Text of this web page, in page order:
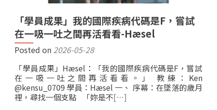
「學員成果」我的國際疾病代碼是F，嘗試
在一吸一吐之間再活看看-Hæsel
Posted on 2026-05-28
「學員成果」Hæsel：「我的國際疾病代碼是F，嘗試
在一吸一吐之間再活看看。」 教練：Ken
@kensu_0709 學員：Hæsel 一、 序幕：在墜落的歲月
裡，尋找一個支點 「妳是不[…]